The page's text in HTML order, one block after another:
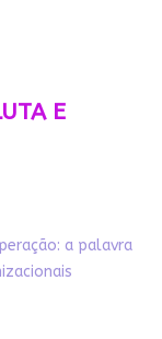
E
a palavra